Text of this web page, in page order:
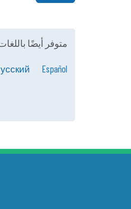
متوفر أيضًا باللغات
Español